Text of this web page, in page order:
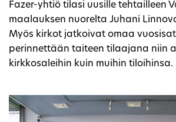
Fazer-yhtiö tilasi uusille tehtailleen
maalauksen nuorelta Juhani
Myös kirkot jatkoivat omaa
perinnettään taiteen tilaajana niin
kirkkosaleihin kuin muihin tiloihinsa.